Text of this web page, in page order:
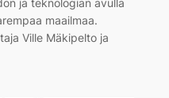
ja teknologian avulla
maailmaa.
Ville Mäkipelto ja